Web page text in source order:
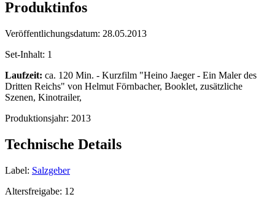
Produktinfos
Veröffentlichungsdatum: 28.05.2013
Set-Inhalt: 1
Laufzeit: ca. 120 Min. - Kurzfilm "Heino Jaeger - Ein Maler des
Dritten Reichs" von Helmut Förnbacher, Booklet, zusätzliche
Szenen, Kinotrailer,
Produktionsjahr: 2013
Technische Details
Label: Salzgeber
Altersfreigabe: 12